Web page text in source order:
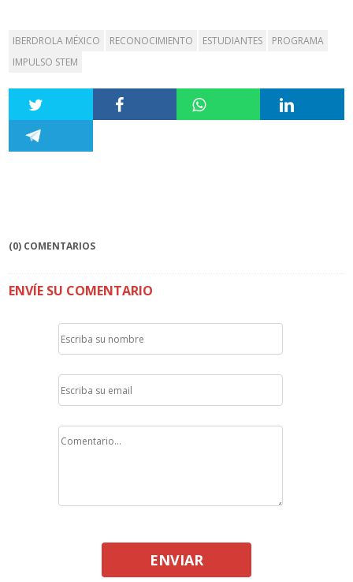
IBERDROLA MÉXICO RECONOCIMIENTO ESTUDIANTES
PROGRAMA
IMPULSO STEM
(0) COMENTARIOS
ENVÍE SU COMENTARIO
ENVIAR